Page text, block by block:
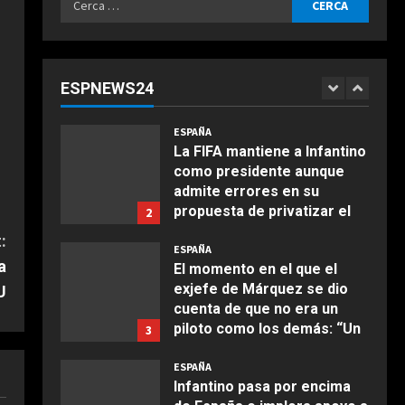
ESPNEWS24
asegurarse el mandato”
Agosto 6, 2026
1
intención de Infantino de
merecemos”
Agosto 6, 2026
2
ESPAÑA
La FIFA mantiene a Infantino
como presidente aunque
admite errores en su
propuesta de privatizar el
Agosto 6, 2026
3
ESPAÑA
El momento en el que el
exjefe de Márquez se dio
cuenta de que no era un
piloto como los demás: “Un
comentarios…”
Agosto 6, 2026
ESPAÑA
Infantino pasa por encima
COCINA
Ensalada de espinacas
deliciosa
Maggio 28, 2026
Boquerones fritos en
freidora de aire
Aprile 24, 2026
Buñuelos de alcachofas
Aprile 5, 2026